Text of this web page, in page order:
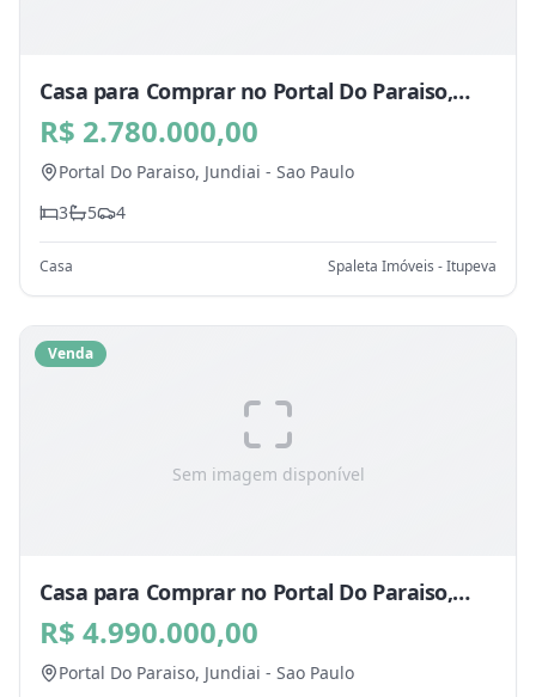
Casa para Comprar no Portal Do Paraiso,
Jundiai - SP
R$ 2.780.000,00
Portal Do Paraiso, Jundiai - Sao Paulo
3
5 4
Casa Spaleta Imóveis - Itupeva
Sem imagem disponível
Venda
Casa para Comprar no Portal Do Paraiso,
Jundiai - SP
R$ 4.990.000,00
Portal Do Paraiso, Jundiai - Sao Paulo